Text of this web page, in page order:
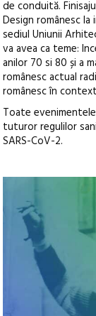
de conduită.
Design românesc
sediul Uniunii
va avea ca teme:
anilor 70 si 80 și a
românesc actual
românesc în
Toate
tuturor regulilor
SARS-CoV-2.